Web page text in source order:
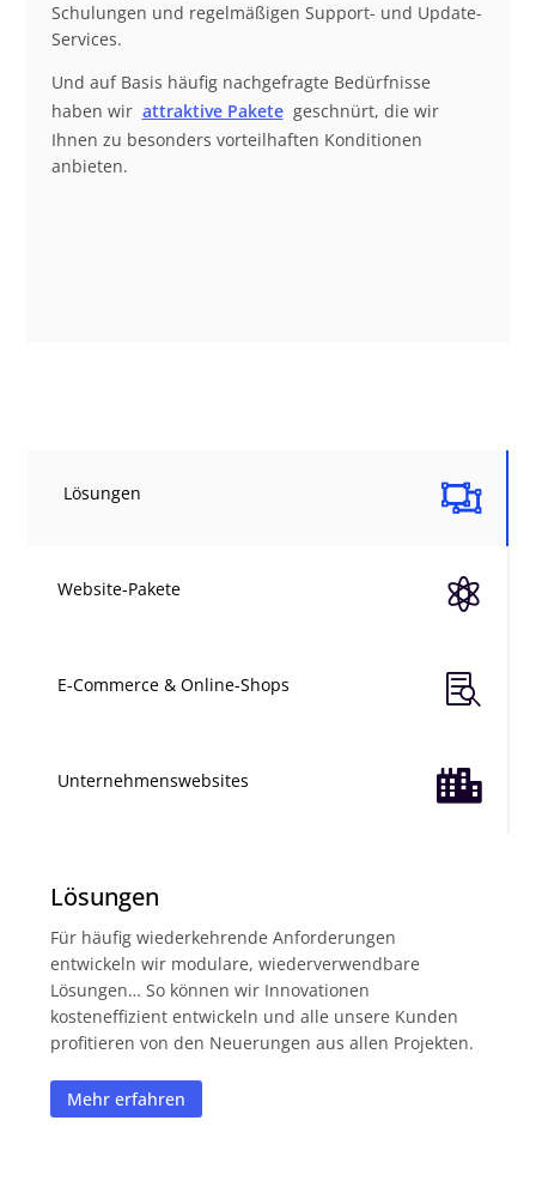
Schulungen und regelmäßigen Support- und Update-
Services.
Und auf Basis häufig nachgefragte Bedürfnisse
haben wir attraktive Pakete geschnürt, die wir
Ihnen zu besonders vorteilhaften Konditionen
anbieten.

Lösungen

Website-Pakete

E-Commerce & Online-Shops

Unternehmenswebsites
Lösungen
Für häufig wiederkehrende Anforderungen
entwickeln wir modulare, wiederverwendbare
Lösungen… So können wir Innovationen
kosteneffizient entwickeln und alle unsere Kunden
profitieren von den Neuerungen aus allen Projekten.
Mehr erfahren